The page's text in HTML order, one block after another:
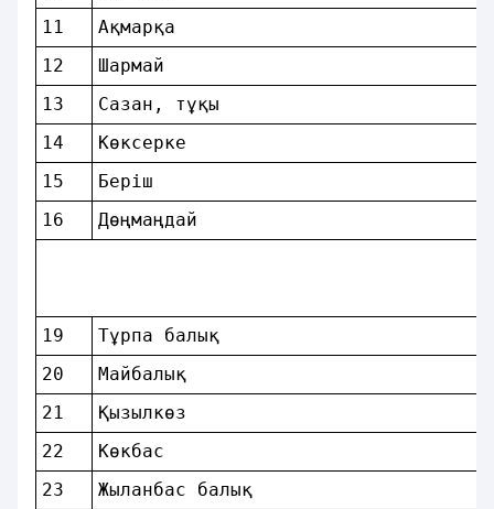
11
12
13
Сазан,
14
15
16
19
Тұрпа
20
21
22
23
Жыланбас